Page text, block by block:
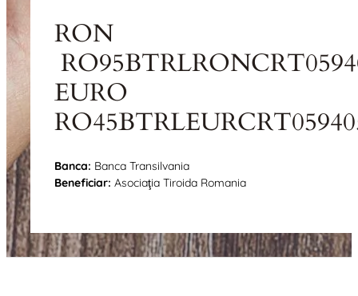
RON
EURO
Banca: Banca Transilvania
Beneficiar: Asociaţia Tiroida Romania